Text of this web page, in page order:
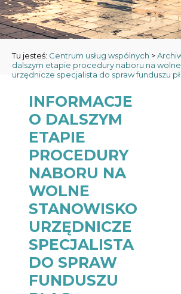
Tu jesteś: Centrum usług wspólnych >
dalszym etapie procedury naboru na
urzędnicze specjalista do spraw funduszu
INFORMACJE
O DALSZYM
ETAPIE
PROCEDURY
NABORU NA
WOLNE
STANOWISKO
URZĘDNICZE
SPECJALISTA
DO SPRAW
FUNDUSZU